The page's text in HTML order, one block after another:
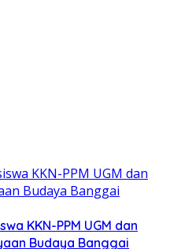
KKN-PPM UGM dan
Budaya Banggai